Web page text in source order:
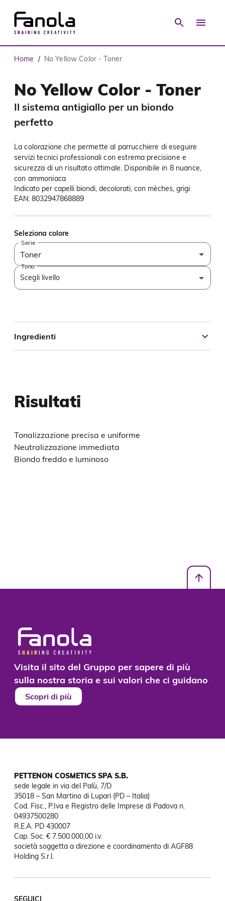
Home / No Yellow Color - Toner
No Yellow Color - Toner
Il sistema antigiallo per un biondo
perfetto
La colorazione che permette al parrucchiere di eseguire
servizi tecnici professionali con estrema precisione e
sicurezza di un risultato ottimale. Disponibile in 8 nuance,
con ammoniaca
Indicato per capelli biondi, decolorati, con mèches, grigi
EAN: 8032947868889
Seleziona colore
Serie
Toner
Tono
Scegli livello
Ingredienti
Risultati
Tonalizzazione precisa e uniforme
Neutralizzazione immediata
Biondo freddo e luminoso
Visita il sito del Gruppo per sapere di più
sulla nostra storia e sui valori che ci guidano
Scopri di più
PETTENON COSMETICS SPA S.B.
sede legale in via del Palù, 7/D
35018 – San Martino di Lupari (PD – Italia)
Cod. Fisc., P.Iva e Registro delle Imprese di Padova n.
04937500280
R.E.A. PD 430007
Cap. Soc. € 7.500.000,00 i.v.
società soggetta a direzione e coordinamento di AGF88
Holding S.r.l.
SEGUICI